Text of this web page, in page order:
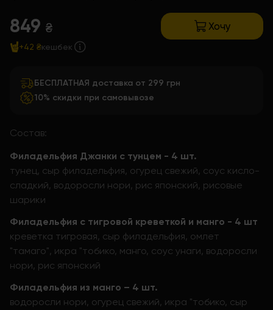
849 ₴ Хочу
+42 ₴кешбек
БЕСПЛАТНАЯ доставка от 299 грн
10% скидки при самовывозе
Состав:
Филадельфия Джанки с тунцем - 4 шт.
тунец, сыр филадельфия, огурец свежий, соус кисло-
сладкий, водоросли нори, рис японский, рисовые
шарики
Филадельфия с тигровой креветкой и манго - 4 шт
креветка тигровая, сыр филадельфия, омлет
"тамаго", икра "тобико, манго, соус унаги, водоросли
нори, рис японский
Филадельфия из манго – 4 шт.
водоросли нори, огурец свежий, икра "тобико, сыр